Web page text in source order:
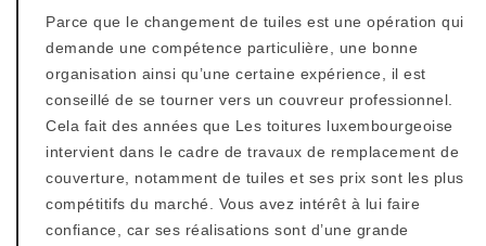
Parce que le changement de tuiles est une opération qui
demande une compétence particulière, une bonne
organisation ainsi qu’une certaine expérience, il est
conseillé de se tourner vers un couvreur professionnel.
Cela fait des années que Les toitures luxembourgeoise
intervient dans le cadre de travaux de remplacement de
couverture, notamment de tuiles et ses prix sont les plus
compétitifs du marché. Vous avez intérêt à lui faire
confiance, car ses réalisations sont d’une grande